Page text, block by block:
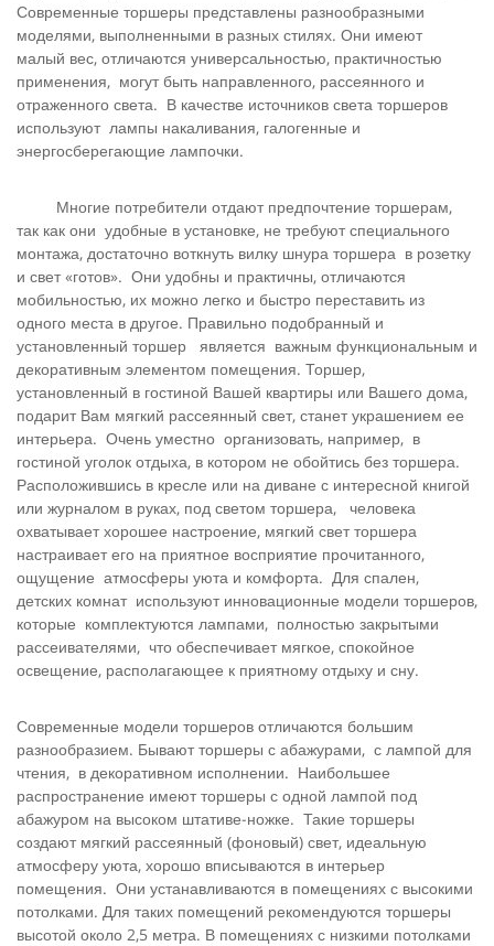
Современные торшеры представлены разнообразными
моделями, выполненными в разных стилях. Они имеют
малый вес, отличаются универсальностью, практичностью
применения, могут быть направленного, рассеянного и
отраженного света. В качестве источников света торшеров
используют лампы накаливания, галогенные и
энергосберегающие лампочки.
Многие потребители отдают предпочтение торшерам,
так как они удобные в установке, не требуют специального
монтажа, достаточно воткнуть вилку шнура торшера в розетку
и свет «готов». Они удобны и практичны, отличаются
мобильностью, их можно легко и быстро переставить из
одного места в другое. Правильно подобранный и
установленный торшер является важным функциональным и
декоративным элементом помещения. Торшер,
установленный в гостиной Вашей квартиры или Вашего дома,
подарит Вам мягкий рассеянный свет, станет украшением ее
интерьера. Очень уместно организовать, например, в
гостиной уголок отдыха, в котором не обойтись без торшера.
Расположившись в кресле или на диване с интересной книгой
или журналом в руках, под светом торшера, человека
охватывает хорошее настроение, мягкий свет торшера
настраивает его на приятное восприятие прочитанного,
ощущение атмосферы уюта и комфорта. Для спален,
детских комнат используют инновационные модели торшеров,
которые комплектуются лампами, полностью закрытыми
рассеивателями, что обеспечивает мягкое, спокойное
освещение, располагающее к приятному отдыху и сну.
Современные модели торшеров отличаются большим
разнообразием. Бывают торшеры с абажурами, с лампой для
чтения, в декоративном исполнении. Наибольшее
распространение имеют торшеры с одной лампой под
абажуром на высоком штативе-ножке. Такие торшеры
создают мягкий рассеянный (фоновый) свет, идеальную
атмосферу уюта, хорошо вписываются в интерьер
помещения. Они устанавливаются в помещениях с высокими
потолками. Для таких помещений рекомендуются торшеры
высотой около 2,5 метра. В помещениях с низкими потолками